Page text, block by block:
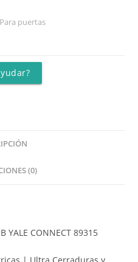
Para puertas
(0)
YALE CONNECT 89315